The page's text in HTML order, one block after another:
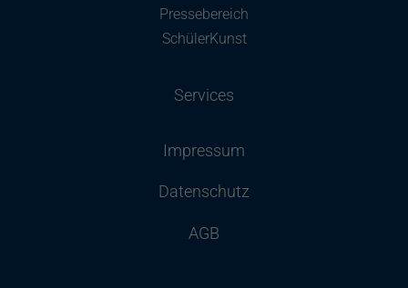
Pressebereich
SchülerKunst
Services
Impressum
Datenschutz
AGB